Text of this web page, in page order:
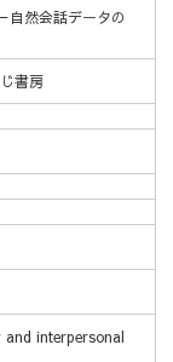
自然会話データの
書房
and interpersonal